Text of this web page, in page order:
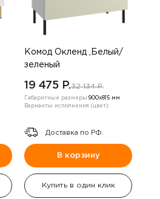
Комод Окленд ,Белый/
зеленый
19 475 P.32 134 P.
Габаритные размеры:900х815 мм
Варианты исполнения (цвет):
Доставка по РФ.
В корзину
Купить в один клик